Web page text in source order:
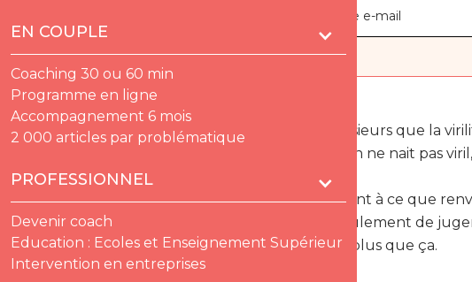
EN COUPLE
Coaching 30 ou 60 min
Programme en ligne
Accompagnement 6 mois
2 000 articles par problématique
PROFESSIONNEL
Devenir coach
Education : Ecoles et Enseignement Supérieur
Intervention en entreprises
Sachez messieurs que la
naissance. On ne nait pas
Contrairement à ce que
s’agit pas seulement de
virilité, c’est plus que ça.